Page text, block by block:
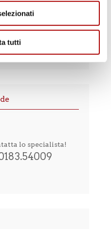
tutti
lo specialista!